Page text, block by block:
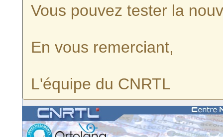
Vous pouvez tester la
En vous remerciant,
L'équipe du CNRTL